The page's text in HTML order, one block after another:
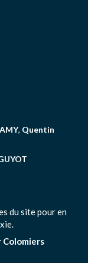
, Quentin
du site pour en